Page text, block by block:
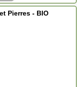
Pierres - BIO